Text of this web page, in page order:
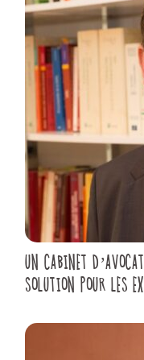
UN CABINET
SOLUTION POUR LES